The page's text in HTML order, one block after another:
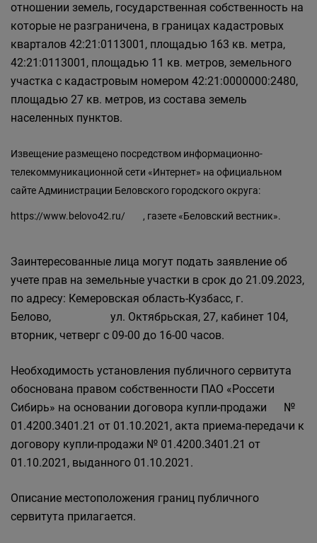
отношении земель, государственная собственность на
которые не разграничена, в границах кадастровых
кварталов 42:21:0113001, площадью 163 кв. метра,
42:21:0113001, площадью 11 кв. метров, земельного
участка с кадастровым номером 42:21:0000000:2480,
площадью 27 кв. метров, из состава земель
населенных пунктов.
Извещение размещено посредством информационно-
телекоммуникационной сети «Интернет» на официальном
сайте Администрации Беловского городского округа:
https://www.belovo42.ru/ , газете «Беловский вестник».
Заинтересованные лица могут подать заявление об
учете прав на земельные участки в срок до 21.09.2023,
по адресу: Кемеровская область-Кузбасс, г.
Белово, ул. Октябрьская, 27, кабинет 104,
вторник, четверг с 09-00 до 16-00 часов.
Необходимость установления публичного сервитута
обоснована правом собственности ПАО «Россети
Сибирь» на основании договора купли-продажи №
01.4200.3401.21 от 01.10.2021, акта приема-передачи к
договору купли-продажи № 01.4200.3401.21 от
01.10.2021, выданного 01.10.2021.
Описание местоположения границ публичного
сервитута прилагается.